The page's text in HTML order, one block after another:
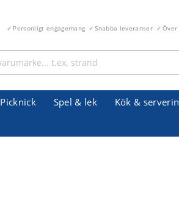
Personligt engagemang Snabba leveranser
Picknick Spel & lek Kök &